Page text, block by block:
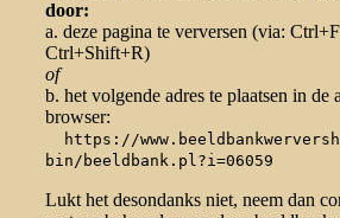
door:
a. deze pagina te verversen (via:
Ctrl+Shift+R)
of
b. het volgende adres te plaatsen in de
browser:
https://
bin/beeldbank.pl?i=06059
Lukt het desondanks niet, neem dan